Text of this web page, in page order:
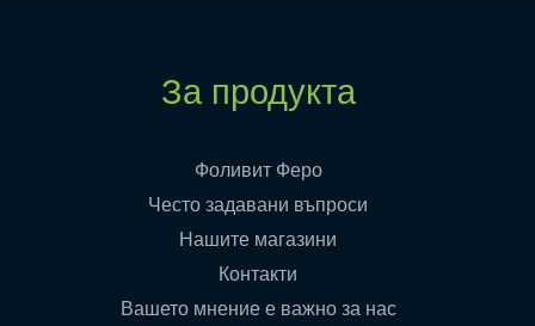
За продукта
Фоливит Феро
Често задавани въпроси
Нашите магазини
Контакти
Вашето мнение е важно за нас